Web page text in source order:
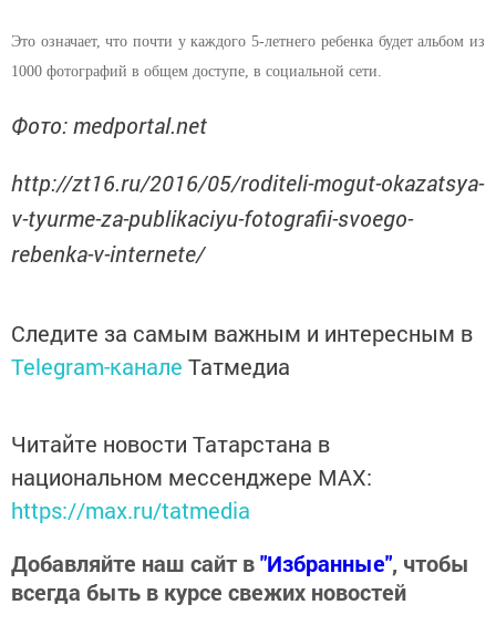
Это означает, что почти у каждого 5-летнего ребенка будет альбом из
1000 фотографий в общем доступе, в социальной сети.
Фото: medportal.net
http://zt16.ru/2016/05/roditeli-mogut-okazatsya-
v-tyurme-za-publikaciyu-fotografii-svoego-
rebenka-v-internete/
Следите за самым важным и интересным в
Telegram-канале Татмедиа
Читайте новости Татарстана в
национальном мессенджере MАХ:
https://max.ru/tatmedia
Добавляйте наш сайт в"Избранные", чтобы
всегда быть в курсе свежих новостей